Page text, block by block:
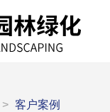
> 客户案例